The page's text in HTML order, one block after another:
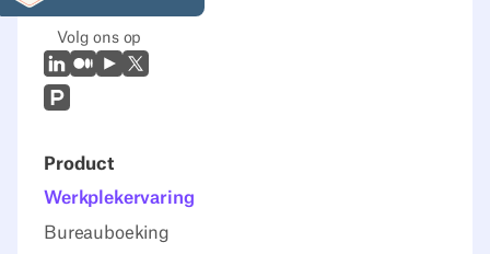
Volg ons op
LinkedIn
Medium
YoutubeX (Twitter)
Prodcut Hunt
Product
Werkplekervaring
Bureauboeking